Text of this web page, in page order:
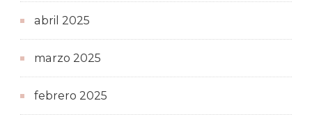
abril 2025
marzo 2025
febrero 2025